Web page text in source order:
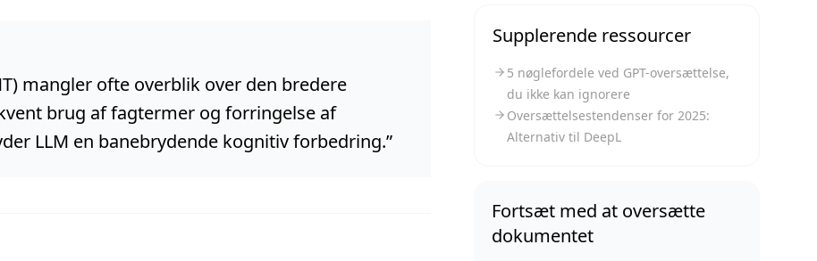
mangler ofte overblik over den bredere
brug af fagtermer og forringelse af
LLM en banebrydende kognitiv forbedring.”
Supplerende ressourcer
5 nøglefordele ved GPT-oversættelse,
du ikke kan ignorere
Oversættelsestendenser for 2025:
Alternativ til DeepL
Fortsæt med at oversætte
dokumentet